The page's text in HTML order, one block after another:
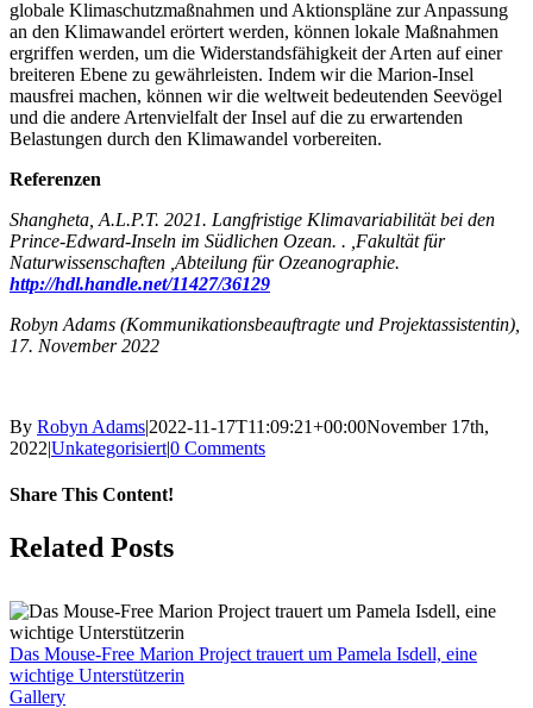
globale Klimaschutzmaßnahmen und Aktionspläne zur Anpassung
an den Klimawandel erörtert werden, können lokale Maßnahmen
ergriffen werden, um die Widerstandsfähigkeit der Arten auf einer
breiteren Ebene zu gewährleisten. Indem wir die Marion-Insel
mausfrei machen, können wir die weltweit bedeutenden Seevögel
und die andere Artenvielfalt der Insel auf die zu erwartenden
Belastungen durch den Klimawandel vorbereiten.
Referenzen
Shangheta, A.L.P.T. 2021. Langfristige Klimavariabilität bei den
Prince-Edward-Inseln im Südlichen Ozean. . ,Fakultät für
Naturwissenschaften ,Abteilung für Ozeanographie.
http://hdl.handle.net/11427/36129
Robyn Adams (Kommunikationsbeauftragte und Projektassistentin),
17. November 2022
By Robyn Adams|2022-11-17T11:09:21+00:00November 17th,
2022|Unkategorisiert|0 Comments
Share This Content!
Facebook
X
LinkedIn
WhatsApp
Tumblr
Pinterest
Email
Related Posts
Das Mouse-Free Marion Project trauert um Pamela Isdell, eine
wichtige Unterstützerin
Gallery